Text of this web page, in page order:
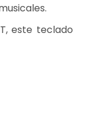
este teclado